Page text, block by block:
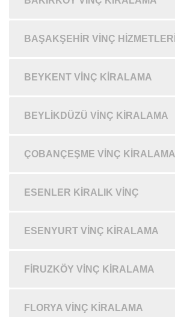
BAŞAKŞEHIR VINÇ HIZMETLERI
BEYKENT VINÇ KIRALAMA
BEYLIKDÜZÜ VINÇ KIRALAMA
ÇOBANÇEŞME VINÇ KIRALAMA
ESENLER KIRALIK VINÇ
ESENYURT VINÇ KIRALAMA
FIRUZKÖY VINÇ KIRALAMA
FLORYA VINÇ KIRALAMA